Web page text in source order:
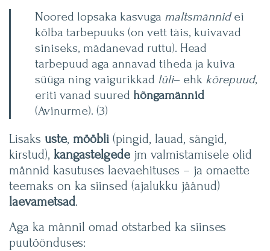
Noored lopsaka kasvuga maltsmännidei
kõlba tarbepuuks (on vett täis, kuivavad
siniseks, mädanevad ruttu). Head
tarbepuud aga annavad tiheda ja kuiva
süüga ning vaigurikkad lüli– ehk kõrepuud,
eriti vanad suured hõngamännid
(Avinurme). (3)
Lisaks uste, mööbli (pingid, lauad, sängid,
kirstud), kangastelgede jm valmistamisele olid
männid kasutuses laevaehituses – ja omaette
teemaks on ka siinsed (ajalukku jäänud)
laevametsad.
Aga ka männil omad otstarbed ka siinses
puutöönduses: